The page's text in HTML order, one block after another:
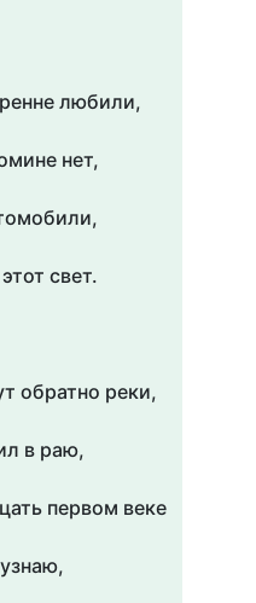
любили,
нет,
свет.
обратно реки,
в раю,
первом веке